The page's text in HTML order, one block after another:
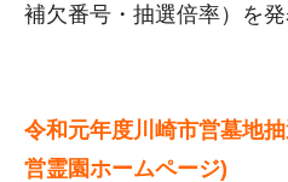
補欠番号・抽選倍率）を発
令和元年度川崎市営墓地
営霊園ホームページ)